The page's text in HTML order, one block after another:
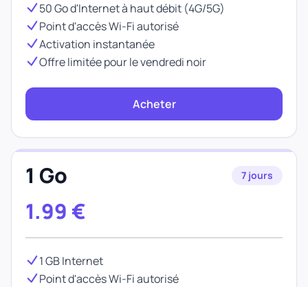
50 Go d'Internet à haut débit (4G/5G)
Point d'accès Wi-Fi autorisé
Activation instantanée
Offre limitée pour le vendredi noir
Acheter
1 Go 7 jours
1.99 €
1 GB Internet
Point d'accès Wi-Fi autorisé